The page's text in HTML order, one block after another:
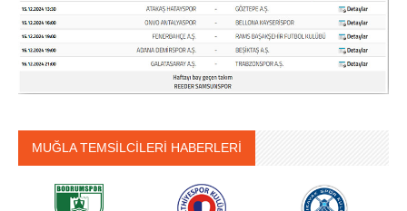
MUĞLA TEMSİLCİLERİ HABERLERİ